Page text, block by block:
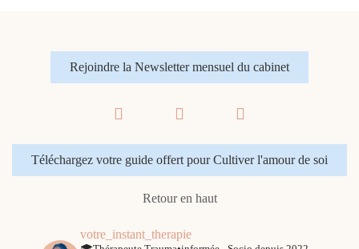
Rejoindre la Newsletter mensuel du cabinet
Téléchargez votre guide offert pour Cultiver l'amour de soi
Retour en haut
votre_instant_therapie